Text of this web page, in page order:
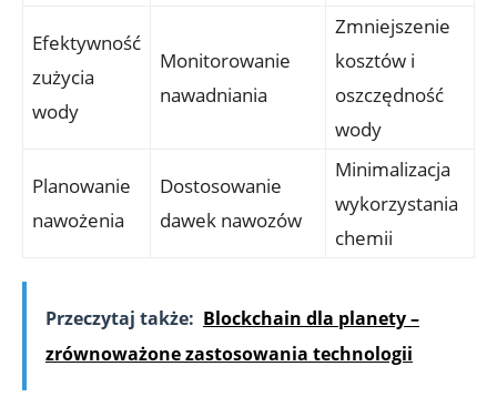
Efektywność
zużycia
wody
Monitorowanie
nawadniania
Zmniejszenie
kosztów i
oszczędność
wody
Planowanie
nawożenia
Dostosowanie
dawek nawozów
Minimalizacja
wykorzystania
chemii
Przeczytaj także: Blockchain dla planety –
zrównoważone zastosowania technologii